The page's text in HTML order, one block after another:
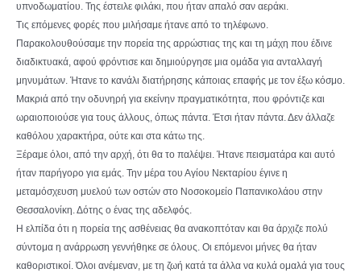
υπνοδωματίου. Της έστειλε φιλάκι, που ήταν απαλό σαν αεράκι.
Τις επόμενες φορές που μιλήσαμε ήτανε από το τηλέφωνο.
Παρακολουθούσαμε την πορεία της αρρώστιας της και τη μάχη που έδινε
διαδικτυακά, αφού φρόντισε και δημιούργησε μια ομάδα για ανταλλαγή
μηνυμάτων. Ήτανε το κανάλι διατήρησης κάποιας επαφής με τον έξω κόσμο.
Μακριά από την οδυνηρή για εκείνην πραγματικότητα, που φρόντιζε και
ωραιοποιούσε για τους άλλους, όπως πάντα. Έτσι ήταν πάντα. Δεν άλλαζε
καθόλου χαρακτήρα, ούτε και στα κάτω της.
Ξέραμε όλοι, από την αρχή, ότι θα το παλέψει. Ήτανε πεισματάρα και αυτό
ήταν παρήγορο για εμάς. Την μέρα του Αγίου Νεκταρίου έγινε η
μεταμόσχευση μυελού των οστών στο Νοσοκομείο Παπανικολάου στην
Θεσσαλονίκη. Δότης ο ένας της αδελφός.
Η ελπίδα ότι η πορεία της ασθένειας θα ανακοπτόταν και θα άρχιζε πολύ
σύντομα η ανάρρωση γεννήθηκε σε όλους. Οι επόμενοι μήνες θα ήταν
καθοριστικοί. Όλοι ανέμεναν, με τη ζωή κατά τα άλλα να κυλά ομαλά για τους